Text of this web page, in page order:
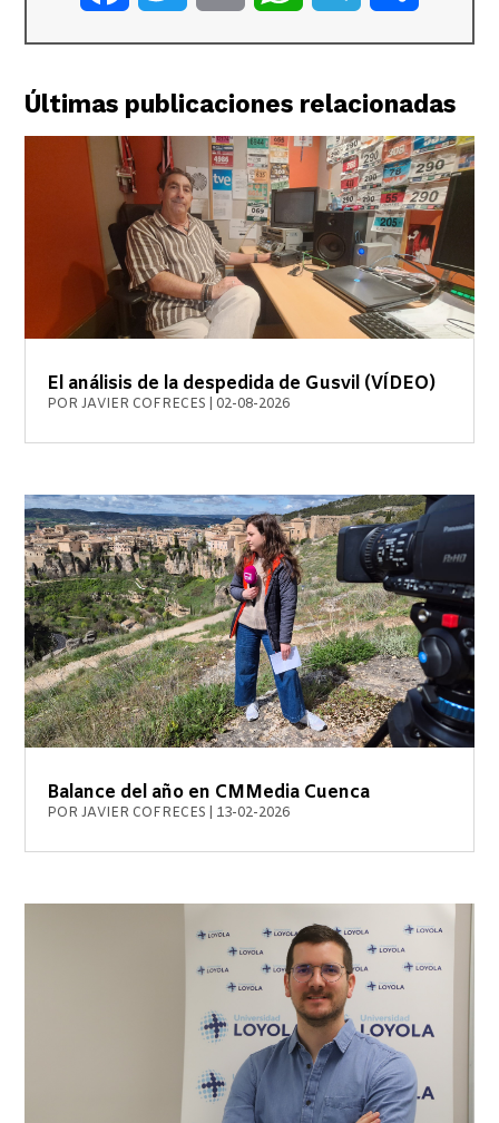
Últimas publicaciones relacionadas
El análisis de la despedida de Gusvil (VÍDEO)
PORJAVIER COFRECES 02-08-2026
Balance del año en CMMedia Cuenca
PORJAVIER COFRECES 13-02-2026